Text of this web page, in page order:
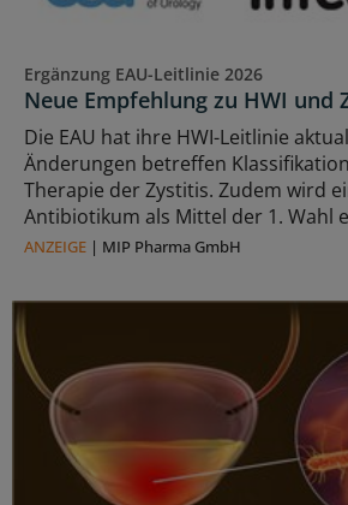
Ergänzung EAU-Leitlinie 2026
Neue Empfehlung zu HWI und
Die EAU hat ihre HWI-Leitlinie
Änderungen betreffen
Therapie der Zystitis. Zudem wird
Antibiotikum als Mittel der 1. Wahl
ANZEIGE | MIP Pharma GmbH